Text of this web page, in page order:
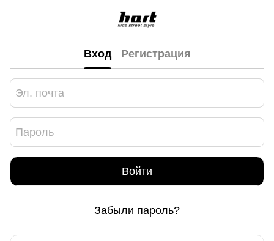
Вход Регистрация
Войти
Забыли пароль?